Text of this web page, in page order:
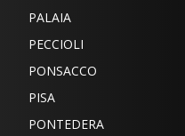
PALAIA
PECCIOLI
PONSACCO
PISA
PONTEDERA